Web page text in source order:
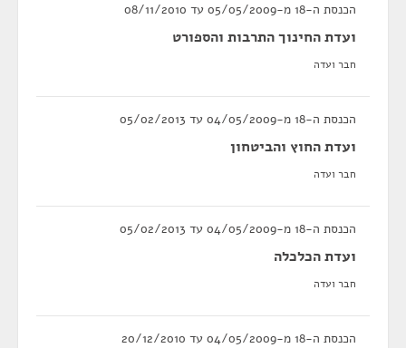
הכנסת ה-18 מ-05/05/2009 עד 08/11/2010
ועדת החינוך התרבות והספורט
חבר ועדה
הכנסת ה-18 מ-04/05/2009 עד 05/02/2013
ועדת החוץ והביטחון
חבר ועדה
הכנסת ה-18 מ-04/05/2009 עד 05/02/2013
ועדת הכלכלה
חבר ועדה
הכנסת ה-18 מ-04/05/2009 עד 20/12/2010